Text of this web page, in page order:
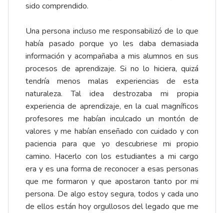
sido comprendido.
Una persona incluso me responsabilizó de lo que
había pasado porque yo les daba demasiada
información y acompañaba a mis alumnos en sus
procesos de aprendizaje. Si no lo hiciera, quizá
tendría menos malas experiencias de esta
naturaleza. Tal idea destrozaba mi propia
experiencia de aprendizaje, en la cual magníficos
profesores me habían inculcado un montón de
valores y me habían enseñado con cuidado y con
paciencia para que yo descubriese mi propio
camino. Hacerlo con los estudiantes a mi cargo
era y es una forma de reconocer a esas personas
que me formaron y que apostaron tanto por mi
persona. De algo estoy segura, todos y cada uno
de ellos están hoy orgullosos del legado que me